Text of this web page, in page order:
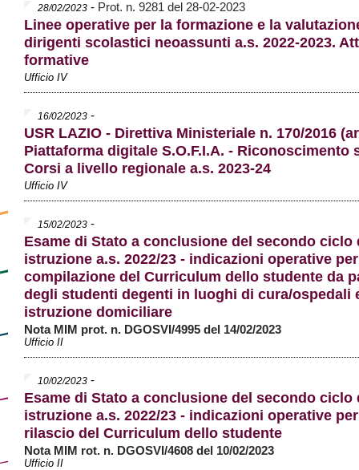
28/02/2023 - Prot. n. 9281 del 28-02-2023
Linee operative per la formazione e la
dirigenti scolastici neoassunti a.s. 2022-2023.
formative
Ufficio IV
16/02/2023 -
USR LAZIO - Direttiva Ministeriale n. 170/2016
Piattaforma digitale S.O.F.I.A. - Riconoscimento
Corsi a livello regionale a.s. 2023-24
Ufficio IV
15/02/2023 -
Esame di Stato a conclusione del secondo ciclo
istruzione a.s. 2022/23 - indicazioni operative
compilazione del Curriculum dello studente da
degli studenti degenti in luoghi di cura/ospedali
istruzione domiciliare
Nota MIM prot. n. DGOSVI/4995 del 14/02/2023
Ufficio II
10/02/2023 -
Esame di Stato a conclusione del secondo ciclo
istruzione a.s. 2022/23 - indicazioni operative
rilascio del Curriculum dello studente
Nota MIM rot. n. DGOSVI/4608 del 10/02/2023
Ufficio II